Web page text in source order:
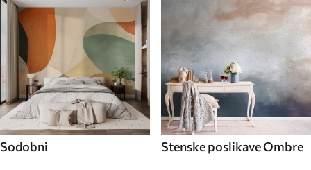
Sodobni Stenske poslikave Ombre